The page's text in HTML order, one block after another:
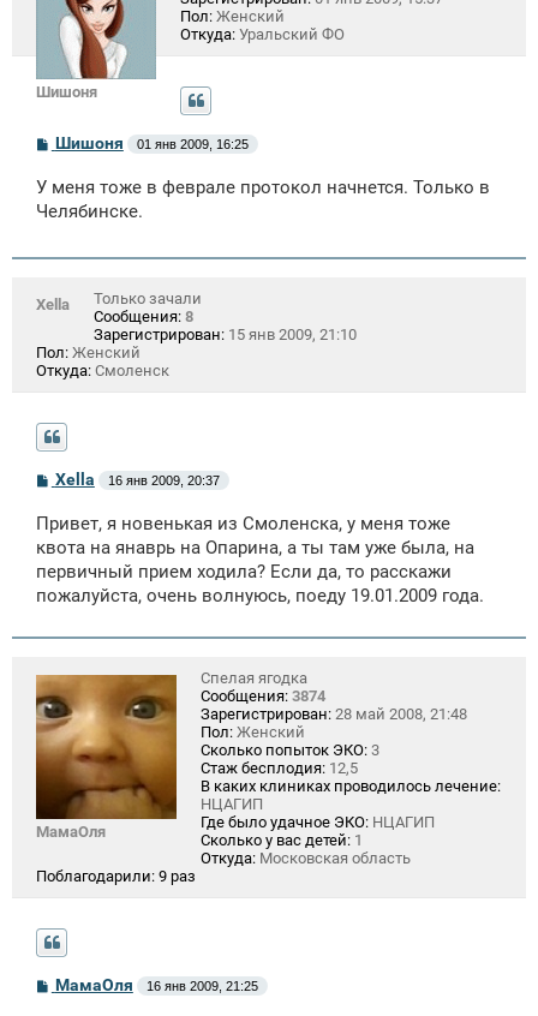
Шишоня
Пол: Женский
Откуда: Уральский ФО
С
о
б
щ
и
Шишоня 01 янв 2009, 16:25
У меня тоже в феврале протокол начнется. Только в
Челябинске.
Xella
Только зачали
Сообщения: 8
Зарегистрирован: 15 янв 2009, 21:10
Пол: Женский
Откуда: Смоленск
С
о
б
щ
н
и
Xella 16 янв 2009, 20:37
Привет, я новенькая из Смоленска, у меня тоже
квота на янаврь на Опарина, а ты там уже была, на
первичный прием ходила? Если да, то расскажи
пожалуйста, очень волнуюсь, поеду 19.01.2009 года.
МамаОля
Спелая ягодка
Сообщения: 3874
Зарегистрирован: 28 май 2008, 21:48
Пол: Женский
Сколько попыток ЭКО: 3
Стаж бесплодия: 12,5
В каких клиниках проводилось лечение:
НЦАГИП
Где было удачное ЭКО: НЦАГИП
Сколько у вас детей: 1
Откуда: Московская область
Поблагодарили: 9 раз
С
о
МамаОля 16 янв 2009, 21:25